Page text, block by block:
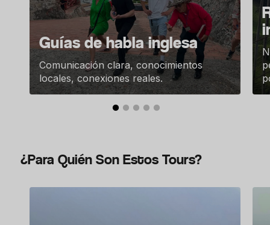
Guías de habla inglesa
Comunicación clara, conocimientos
locales, conexiones reales.
¿Para Quién Son Estos Tours?